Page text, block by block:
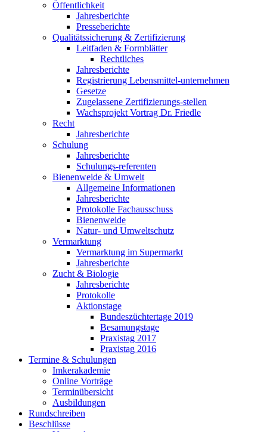
Öffentlichkeit
Jahresberichte
Presseberichte
Qualitätssicherung & Zertifizierung
Leitfaden & Formblätter
Rechtliches
Jahresberichte
Registrierung Lebensmittel-unternehmen
Gesetze
Zugelassene Zertifizierungs-stellen
Wachsprojekt Vortrag Dr. Friedle
Recht
Jahresberichte
Schulung
Jahresberichte
Schulungs-referenten
Bienenweide & Umwelt
Allgemeine Informationen
Jahresberichte
Protokolle Fachausschuss
Bienenweide
Natur- und Umweltschutz
Vermarktung
Vermarktung im Supermarkt
Jahresberichte
Zucht & Biologie
Jahresberichte
Protokolle
Aktionstage
Bundeszüchtertage 2019
Besamungstage
Praxistag 2017
Praxistag 2016
Termine & Schulungen
Imkerakademie
Online Vorträge
Terminübersicht
Ausbildungen
Rundschreiben
Beschlüsse